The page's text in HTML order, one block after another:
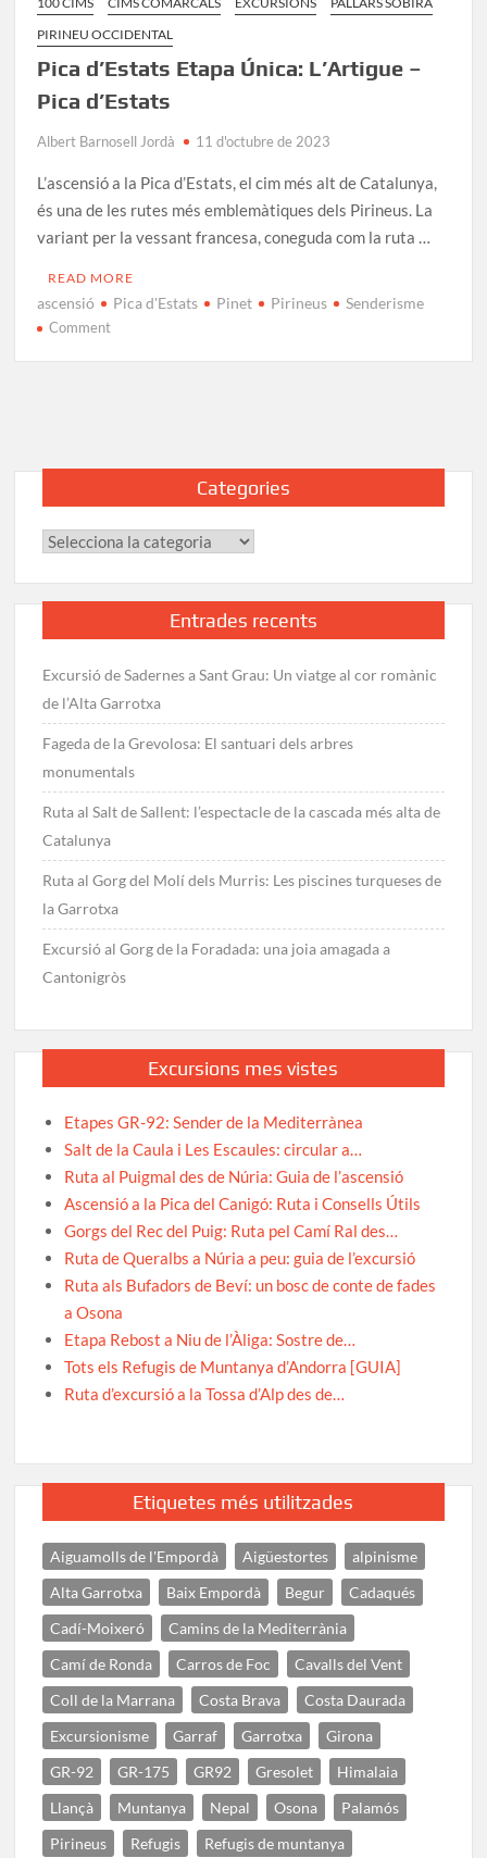
PIRINEU OCCIDENTAL
Pica d’Estats Etapa Única: L’Artigue –
Pica d’Estats
Albert Barnosell Jordà 11 d'octubre de 2023
L’ascensió a la Pica d’Estats, el cim més alt de Catalunya,
és una de les rutes més emblemàtiques dels Pirineus. La
variant per la vessant francesa, coneguda com la ruta …
READ MORE
ascensió Pica d'Estats Pinet Pirineus Senderisme
Commenton
–
Categories
Categories
Entrades recents
Excursió de Sadernes a Sant Grau: Un viatge al cor romànic
de l’Alta Garrotxa
Fageda de la Grevolosa: El santuari dels arbres
monumentals
Ruta al Salt de Sallent: l’espectacle de la cascada més alta de
Catalunya
Ruta al Gorg del Molí dels Murris: Les piscines turqueses de
la Garrotxa
Excursió al Gorg de la Foradada: una joia amagada a
Cantonigròs
Excursions mes vistes
Etapes GR-92: Sender de la Mediterrànea
Salt de la Caula i Les Escaules: circular a…
Ruta al Puigmal des de Núria: Guia de l’ascensió
Ascensió a la Pica del Canigó: Ruta i Consells Útils
Gorgs del Rec del Puig: Ruta pel Camí Ral des…
Ruta de Queralbs a Núria a peu: guia de l’excursió
Ruta als Bufadors de Beví: un bosc de conte de fades
a Osona
Etapa Rebost a Niu de l’Àliga: Sostre de…
Tots els Refugis de Muntanya d’Andorra [GUIA]
Ruta d’excursió a la Tossa d’Alp des de…
Etiquetes més utilitzades
Aiguamolls de l'Empordà Aigüestortes
alpinisme
Alta Garrotxa
Baix Empordà Begur
Cadaqués
Cadí-Moixeró
Camins de la Mediterrània
Camí de Ronda
Carros de Foc
Cavalls del Vent
Coll de la Marrana
Costa Brava
Costa Daurada
Excursionisme
Garraf Garrotxa
Girona
GR-92
GR-175 GR92 Gresolet
Himalaia
Llançà
Muntanya Nepal Osona
Palamós
Pirineus
Refugis
Refugis de muntanya